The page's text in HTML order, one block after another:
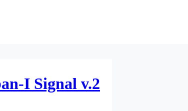
I Signal v.2